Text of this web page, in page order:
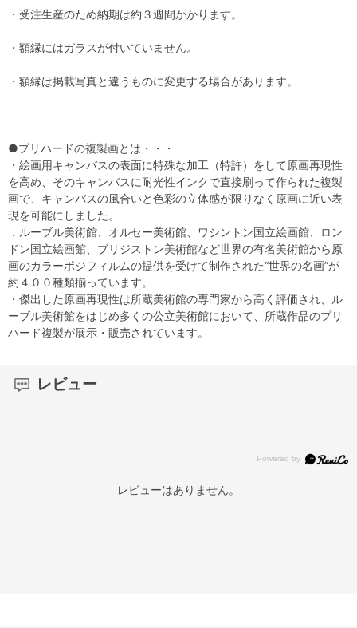
・受注生産のため納期は約３週間かかります。
・額縁にはガラスが付いていません。
・額縁は掲載写真と違うものに変更する場合があります。
●プリハードの複製画とは・・・
・絵画用キャンバスの表面に特殊な加工（特許）をして原画再現性
を高め、そのキャンバスに耐光性インクで直接刷って作られた複製
画で、キャンバスの風合いと色彩の立体感が限りなく原画に近い表
現を可能にしました。
．ルーブル美術館、オルセー美術館、ワシントン国立絵画館、ロン
ドン国立絵画館、ブリジストン美術館など世界の有名美術館から原
画のカラーポジフィルムの提供を受けて制作された“世界の名画”が
約４００種類揃っています。
・傑出した原画再現性は所蔵美術館の専門家から高く評価され、ル
ーブル美術館をはじめ多くの公立美術館において、所蔵作品のプリ
ハード複製が展示・販売されています。
レビュー
レビューはありません。